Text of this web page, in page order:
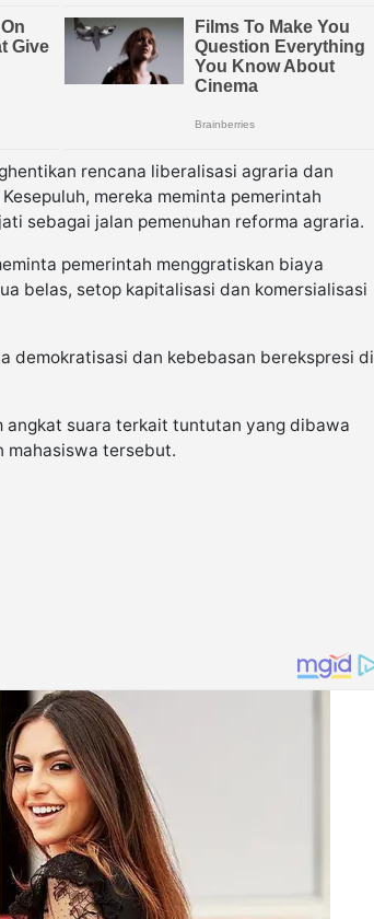
rencana liberalisasi agraria dan
mereka meminta pemerintah
sebagai jalan pemenuhan reforma agraria.
pemerintah menggratiskan biaya
belas, setop kapitalisasi dan komersialisasi
demokratisasi dan kebebasan berekspresi di
angkat suara terkait tuntutan yang dibawa
mahasiswa tersebut.